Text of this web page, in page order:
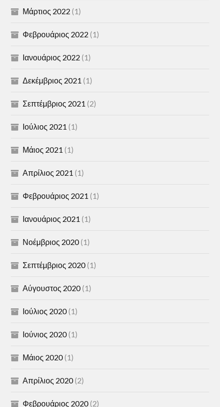
Μάρτιος 2022 (1)
Φεβρουάριος 2022 (1)
Ιανουάριος 2022 (1)
Δεκέμβριος 2021 (1)
Σεπτέμβριος 2021 (2)
Ιούλιος 2021 (1)
Μάιος 2021 (1)
Απρίλιος 2021 (1)
Φεβρουάριος 2021 (1)
Ιανουάριος 2021 (1)
Νοέμβριος 2020 (1)
Σεπτέμβριος 2020 (1)
Αύγουστος 2020 (1)
Ιούλιος 2020 (1)
Ιούνιος 2020 (1)
Μάιος 2020 (1)
Απρίλιος 2020 (2)
Φεβρουάριος 2020 (2)